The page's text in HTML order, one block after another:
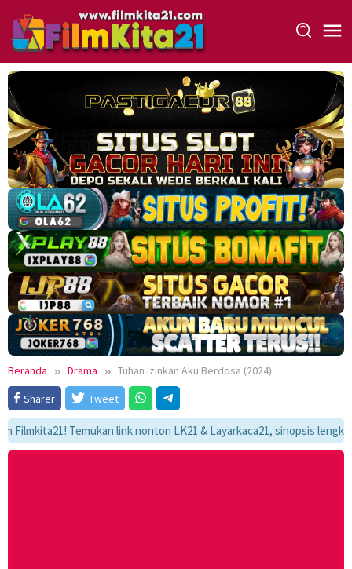
konten
Beranda Drama
Tuhan Izinkan Aku Berdosa (2024)
Sharer
Tweet
Temukan link nonton LK21 & Layarkaca21, sinopsis